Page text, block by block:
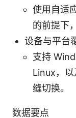
使用自适
的前提下
设备与平台
支持
Linux，
缝切换。
数据要点